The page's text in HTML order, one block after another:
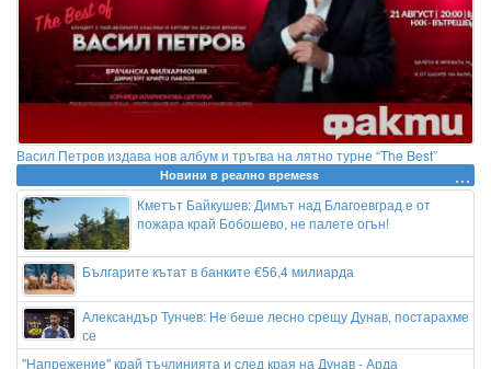
Васил Петров издава нов албум и тръгва на лятно турне “The Best”
Новини в реално времеss
Кметът Байкушев: Димът над Благоевград е от
пожара край Бобошево, не палете огън!
Българите кътат в банките €56,4 милиарда
Александър Тунчев: Не беше лесно срещу Дунав, постарахме
се
"Напрежение" край тъчлинията и след края на Дунав - Арда